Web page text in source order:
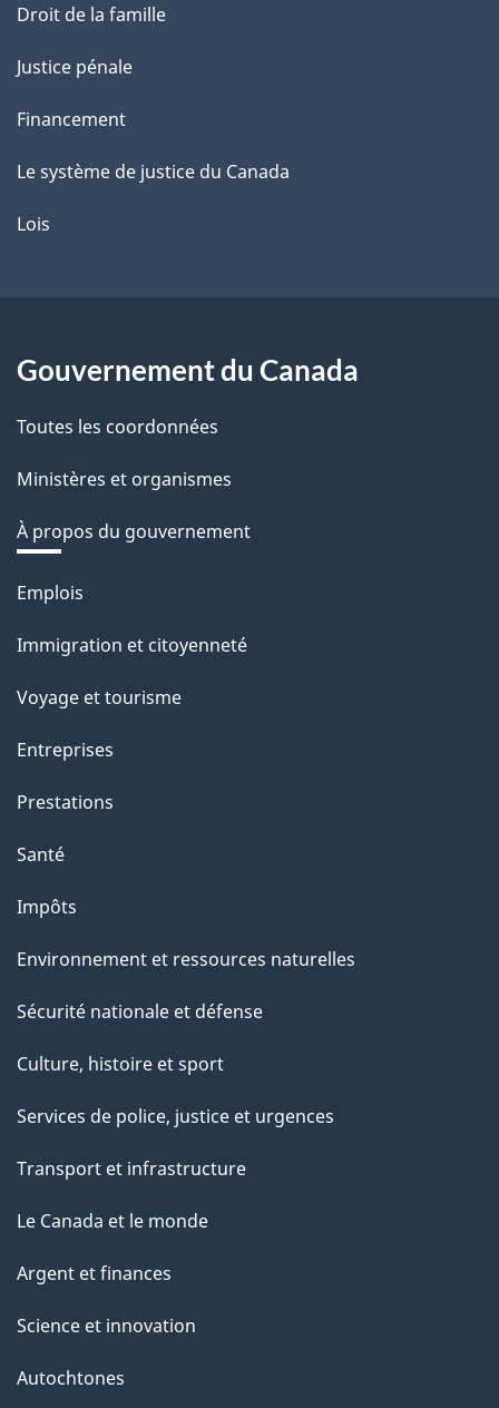
Droit de la famille
Justice pénale
Financement
Le système de justice du Canada
Lois
Gouvernement du Canada
Toutes les coordonnées
Ministères et organismes
À propos du gouvernement
Thèmes
sujets
Emplois
Immigration et citoyenneté
Voyage et tourisme
Entreprises
Prestations
Santé
Impôts
Environnement et ressources naturelles
Sécurité nationale et défense
Culture, histoire et sport
Services de police, justice et urgences
Transport et infrastructure
Le Canada et le monde
Argent et finances
Science et innovation
Autochtones